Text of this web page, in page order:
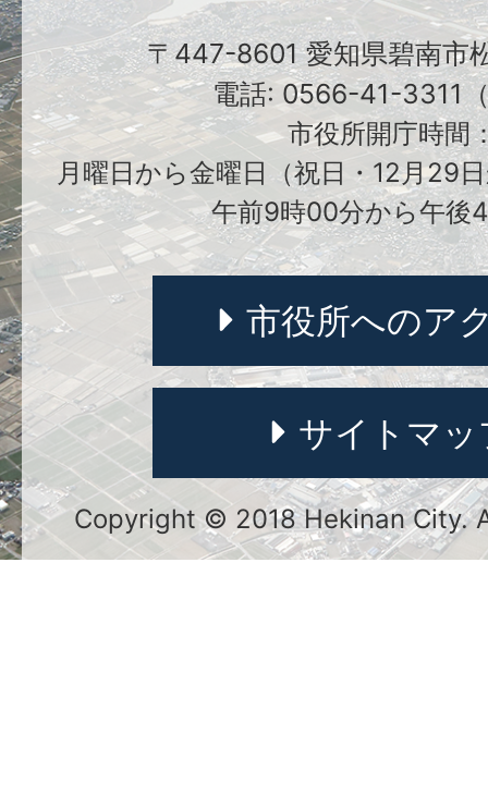
〒447-8601 愛知県碧南市
電話: 0566-41-3311
市役所開庁時間
月曜日から金曜日（祝日・12月29
午前9時00分から午後
市役所へのア
サイトマッ
Copyright © 2018 Hekinan City.